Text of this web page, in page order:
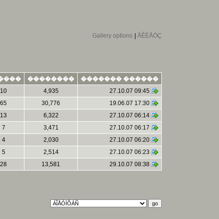
Gallery options ÅÊÈÅÓÇ
��������
������� ������
10
4,935
27.10.07 09:45
65
30,776
19.06.07 17:30
13
6,322
27.10.07 06:14
7
3,471
27.10.07 06:17
4
2,030
27.10.07 06:20
5
2,514
27.10.07 06:23
28
13,581 29.10.07 08:38